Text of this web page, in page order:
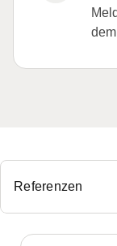
Referenzen